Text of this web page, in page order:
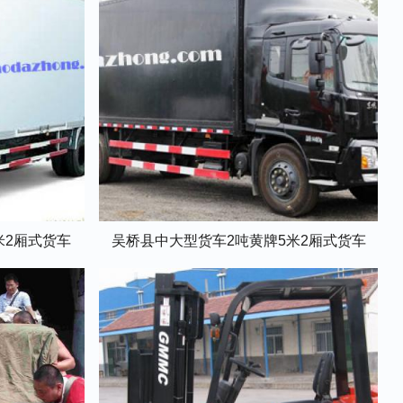
2厢式货车 吴桥县中大型货车2吨黄牌5米2厢式货车